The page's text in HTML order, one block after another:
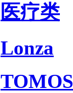
医疗类
Lonza
TOMOS